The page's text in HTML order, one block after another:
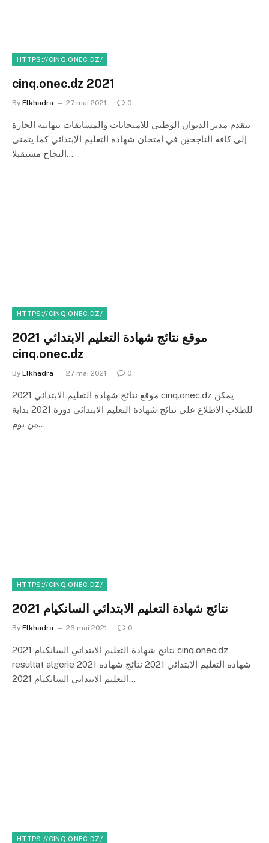
HTTPS://CINQ.ONEC.DZ/
cinq.onec.dz 2021
By Elkhadra 27 mai 2021 0
يتقدم مدير الديوان الوطني للامتحانات والمسابقات بتهانيه الحارة
إلى كافة الناجحين في امتحان شهادة التعليم الإبتدائي كما يتمنى
النجاح مستقبلا…
HTTPS://CINQ.ONEC.DZ/
موقع نتائج شهادة التعليم الابتدائي 2021
cinq.onec.dz
By Elkhadra 27 mai 2021 0
موقع نتائج شهادة التعليم الابتدائي 2021 cinq.onec.dz يمكن
للطلاب الاطلاع علي نتائج شهادة التعليم الابتدائي دورة 2021 بداية
من يوم…
HTTPS://CINQ.ONEC.DZ/
نتائج شهادة التعليم الابتدائي السانكيام 2021
By Elkhadra 26 mai 2021 0
نتائج شهادة التعليم الابتدائي السانكيام 2021 cinq.onec.dz
resultat algerie 2021 شهادة التعليم الابتدائي 2021 نتائج شهادة
التعليم الابتدائي السانكيام 2021…
HTTPS://CINQ.ONEC.DZ/